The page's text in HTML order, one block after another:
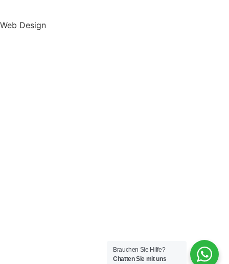
Brauchen Sie Hilfe?
Chatten Sie mit uns